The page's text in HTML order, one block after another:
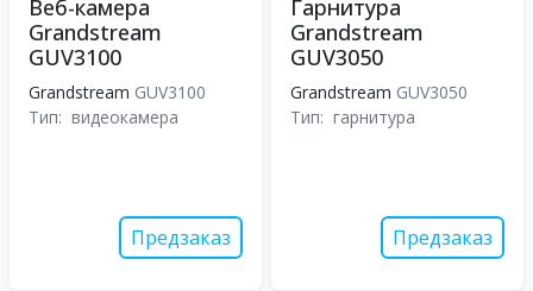
Веб-камера
Grandstream
GUV3100
Grandstream GUV3100
Тип: видеокамера
Предзаказ
Гарнитура
Grandstream
GUV3050
Grandstream GUV3050
Тип: гарнитура
Предзаказ